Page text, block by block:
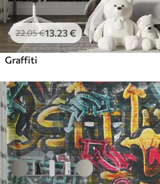
22.05€13.23€
Graffiti